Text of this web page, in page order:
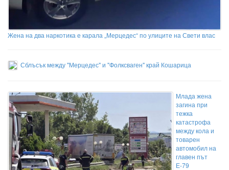
Жена на два наркотика е карала „Мерцедес“ по улиците на Свети влас
Сблъсък между "Мерцедес" и "Фолксваген" край Кошарица
Млада жена
загина при
тежка
катастрофа
между кола и
товарен
автомобил на
главен път
Е-79